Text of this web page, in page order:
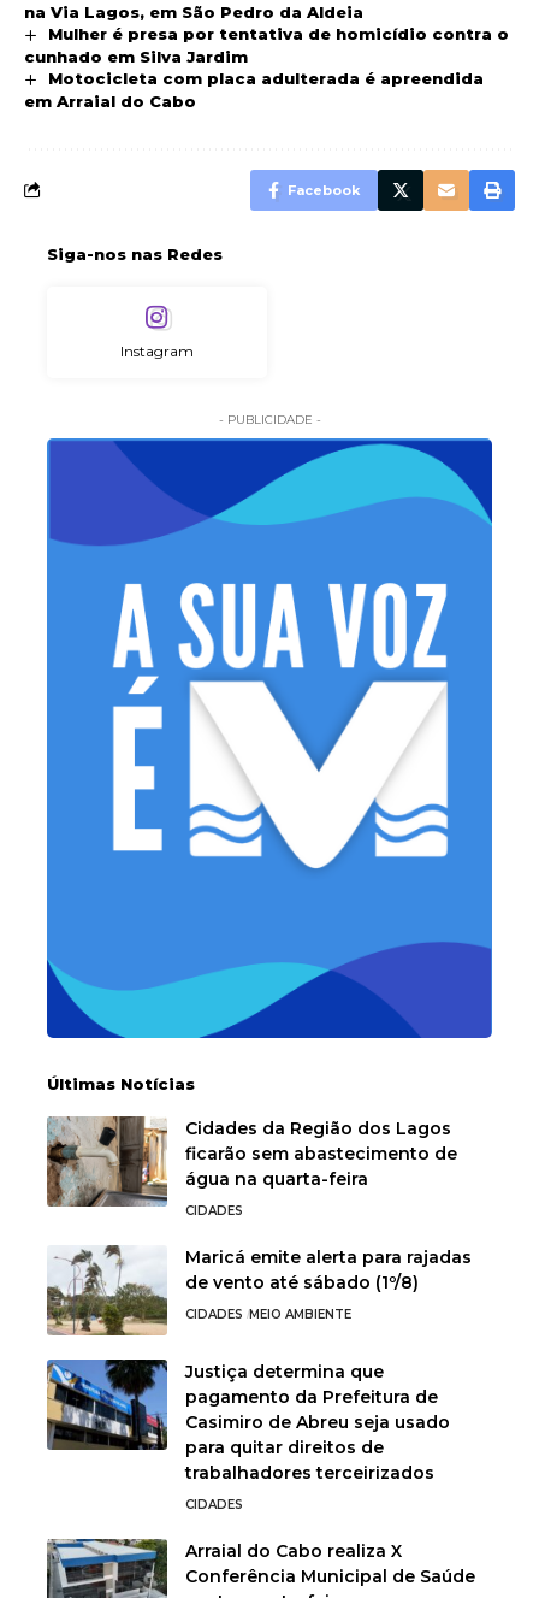
na Via Lagos, em São Pedro da Aldeia
Mulher é presa por tentativa de homicídio contra o
cunhado em Silva Jardim
Motocicleta com placa adulterada é apreendida
em Arraial do Cabo
Facebook
Siga-nos nas Redes
Instagram
- PUBLICIDADE -
Últimas Notícias
Cidades da Região dos Lagos
ficarão sem abastecimento de
água na quarta-feira
CIDADES
Maricá emite alerta para rajadas
de vento até sábado (1º/8)
CIDADES MEIO AMBIENTE
Justiça determina que
pagamento da Prefeitura de
Casimiro de Abreu seja usado
para quitar direitos de
trabalhadores terceirizados
CIDADES
Arraial do Cabo realiza X
Conferência Municipal de Saúde